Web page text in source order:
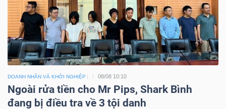
DOANH NHÂN VÀ KHỞI NGHIỆP 08/08 10:10
Ngoài rửa tiền cho Mr Pips, Shark Bình
đang bị điều tra về 3 tội danh